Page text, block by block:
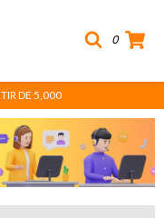
0
DE 5,000